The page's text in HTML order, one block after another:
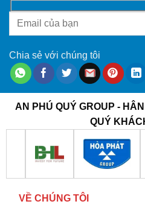
Chia sẻ với chúng tôi
AN PHÚ QUÝ GROUP -
QUÝ
VỀ CHÚNG TÔI